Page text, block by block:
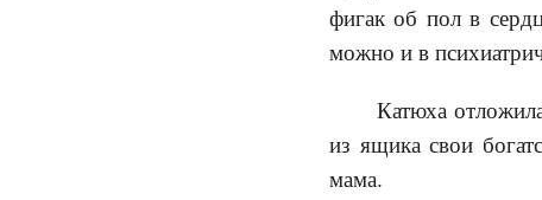
фигак об пол в
можно и в
Катюха
из ящика свои
мама.